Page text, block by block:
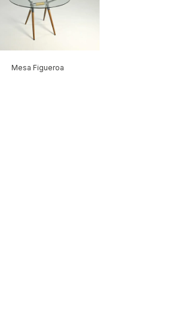
Mesa Figueroa